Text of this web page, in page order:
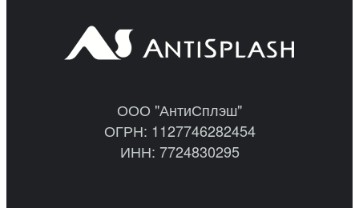
ООО "АнтиСплэш"
ОГРН: 1127746282454
ИНН: 7724830295